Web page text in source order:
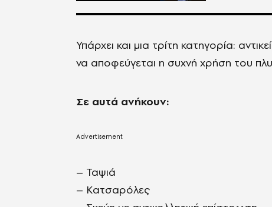
Υπάρχει και μια τρίτη κατηγορία:
να αποφεύγεται η συχνή χρήση του
Σε αυτά ανήκουν:
– Ταψιά
– Κατσαρόλες